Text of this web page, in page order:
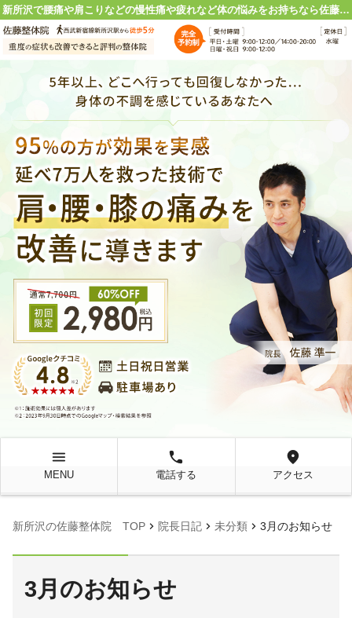
新所沢で腰痛や肩こりなどの慢性痛や疲れなど体の悩みをお持ちなら佐藤整体院にお任せください！
menu
MENU
local_phone
電話する
location_on
アクセス
新所沢の佐藤整体院 TOP chevron_right 院長日記 chevron_right 未分類 chevron_right 3月のお知らせ
3月のお知らせ